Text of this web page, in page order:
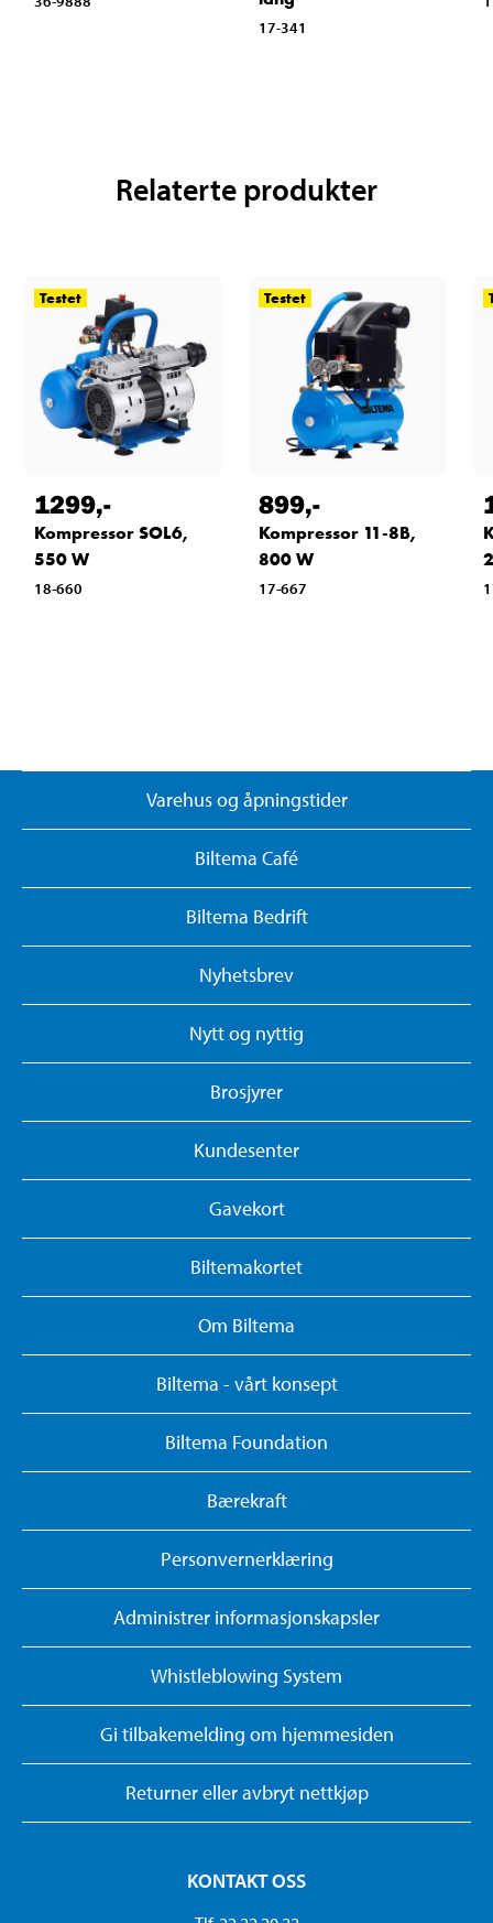
17-341
Relaterte produkter
Testet
1299,-
Kompressor SOL6,
550 W
18-660
Testet
899,-
Kompressor 11-8B,
800 W
17-667
Varehus og åpningstider
Biltema Café
Biltema Bedrift
Nyhetsbrev
Nytt og nyttig
Brosjyrer
Kundesenter
Gavekort
Biltemakortet
Om Biltema
Biltema - vårt konsept
Biltema Foundation
Bærekraft
Personvernerklæring
Administrer informasjonskapsler
Whistleblowing System
Gi tilbakemelding om hjemmesiden
Returner eller avbryt nettkjøp
KONTAKT OSS